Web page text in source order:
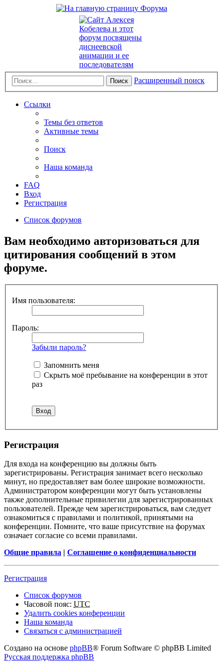
Поиск Расширенный поиск
Ссылки
Темы без ответов
Активные темы
Поиск
Наша команда
FAQ
Вход
Регистрация
Список форумов
Вам необходимо авторизоваться для
цитирования сообщений в этом
форуме.
Имя пользователя:
Пароль:
Забыли пароль?
Запомнить меня
Скрыть моё пребывание на конференции в этот
раз
Регистрация
Для входа на конференцию вы должны быть
зарегистрированы. Регистрация занимает всего несколько
минут, но предоставляет вам более широкие возможности.
Администратором конференции могут быть установлены
также дополнительные привилегии для зарегистрированных
пользователей. Прежде чем зарегистрироваться, вам следует
ознакомиться с правилами и политикой, принятыми на
конференции. Помните, что ваше присутствие на форумах
означает согласие со всеми правилами.
Общие правила | Соглашение о конфиденциальности
Регистрация
Список форумов
Часовой пояс: UTC
Удалить cookies конференции
Наша команда
Связаться с администрацией
Создано на основе phpBB® Forum Software © phpBB Limited
Русская поддержка phpBB